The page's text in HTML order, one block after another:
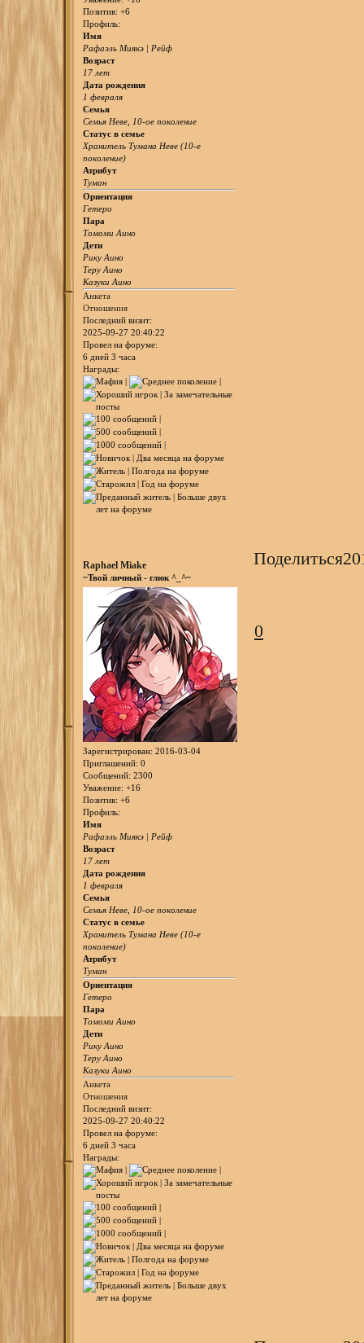
Позитив: +6
Профиль:
Имя
Рафаэль Миякэ | Рейф
Возраст
17 лет
Дата рождения
1 февраля
Семья
Семья Неве, 10-ое поколение
Статус в семье
Хранитель Тумана Неве (10-е
поколение)
Атрибут
Туман
Ориентация
Гетеро
Пара
Томоми Аино
Дети
Рику Аино
Теру Аино
Казуки Аино
Анкета
Отношения
Последний визит:
2025-09-27 20:40:22
Провел на форуме:
6 дней 3 часа
Награды:
Поделиться
Raphael Miake
~Твой личный - глюк ^_^~
Зарегистрирован: 2016-03-04
Приглашений: 0
Сообщений: 2300
Уважение: +16
Позитив: +6
Профиль:
Имя
Рафаэль Миякэ | Рейф
Возраст
17 лет
Дата рождения
1 февраля
Семья
Семья Неве, 10-ое поколение
Статус в семье
Хранитель Тумана Неве (10-е
поколение)
Атрибут
Туман
Ориентация
Гетеро
Пара
Томоми Аино
Дети
Рику Аино
Теру Аино
Казуки Аино
Анкета
Отношения
Последний визит:
2025-09-27 20:40:22
Провел на форуме:
6 дней 3 часа
Награды:
0